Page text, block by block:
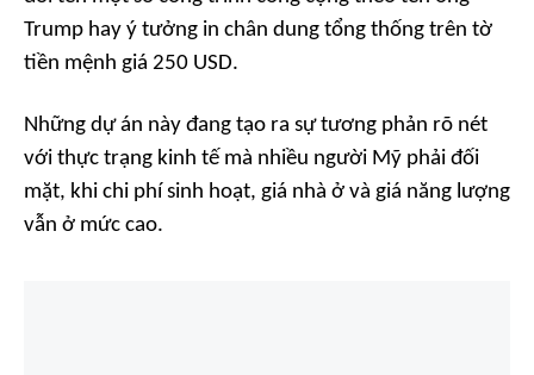
Trump hay ý tưởng in chân dung tổng thống trên tờ
tiền mệnh giá 250 USD.
Những dự án này đang tạo ra sự tương phản rõ nét
với thực trạng kinh tế mà nhiều người Mỹ phải đối
mặt, khi chi phí sinh hoạt, giá nhà ở và giá năng lượng
vẫn ở mức cao.